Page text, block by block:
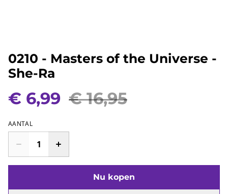
0210 - Masters of the Universe -
She-Ra
€ 6,99 € 16,95
AANTAL
Nu kopen